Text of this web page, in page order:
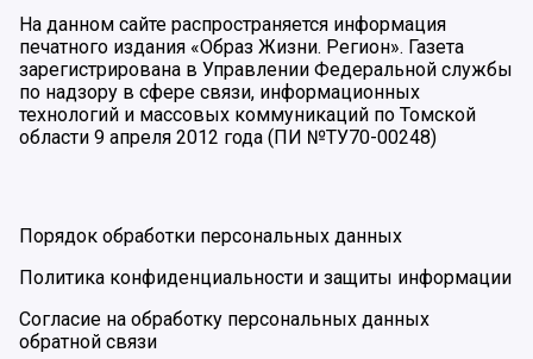
На данном сайте распространяется информация
печатного издания «Образ Жизни. Регион». Газета
зарегистрирована в Управлении Федеральной службы
по надзору в сфере связи, информационных
технологий и массовых коммуникаций по Томской
области 9 апреля 2012 года (ПИ №ТУ70-00248)
Порядок обработки персональных данных
Политика конфиденциальности и защиты информации
Согласие на обработку персональных данных
обратной связи